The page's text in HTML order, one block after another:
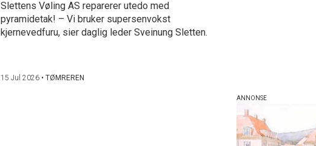
Slettens Vøling AS reparerer utedo med
pyramidetak! – Vi bruker supersenvokst
kjernevedfuru, sier daglig leder Sveinung Sletten.
15 Jul 2026• TØMREREN